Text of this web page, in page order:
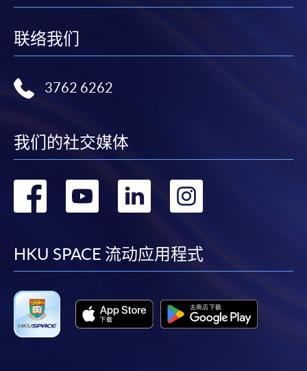
联络我们
3762 6262
我们的社交媒体
转
facebook
转
youtube
转
linkedin
转
HKU SPACE 流动应用程式